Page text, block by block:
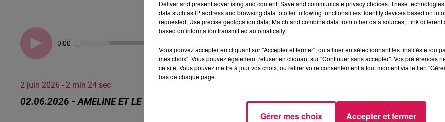
0:00
2 juin 2026 - 2 min 24 sec
02.06.2026 - AMELINE ET LE PASINO
Deliver and present advertising and content; Save and communicate privacy choices. These
data such as IP address and browsing data to offer following functionalities: Identify devices based on
requested; Use precise geolocation data; Match and combine data from other data sources; Link
based on information transmitted automatically.
Vous pouvez accepter en cliquant sur "Accepter et fermer", ou affiner en sélectionnant les finalités et/ou
mes choix". Vous pouvez également refuser en cliquant sur "Continuer sans accepter". Vos préférences
ce site. Vous pouvez mettre à jour vos choix, ou retirer votre consentement à tout moment via le lien
bas de chaque page.
Gérer mes choix Accepter et fermer